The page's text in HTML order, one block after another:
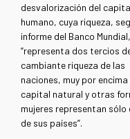
desvalorización del
humano, cuya riqueza,
informe del Banco Mundial,
“representa dos tercios
cambiante riqueza de las
naciones, muy por encima
capital natural y otras
mujeres representan sólo
de sus países”.